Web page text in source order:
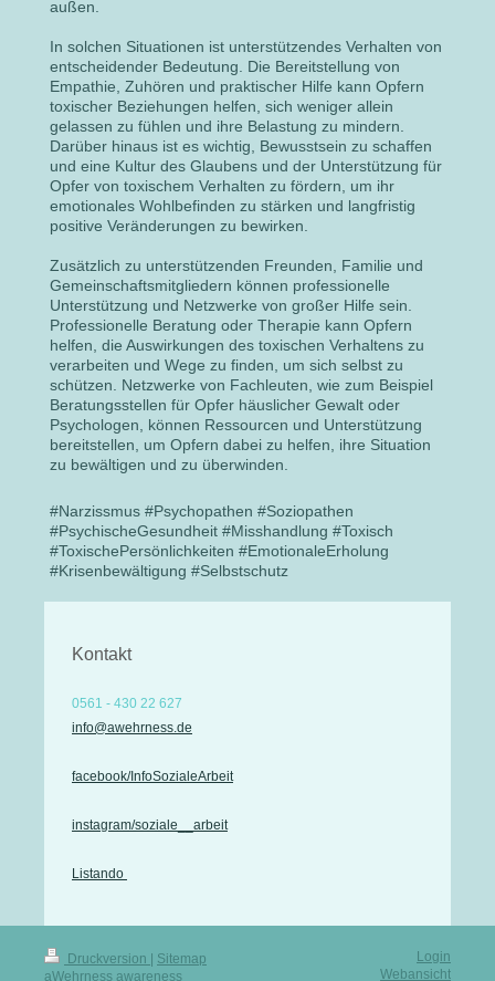
außen.
In solchen Situationen ist unterstützendes Verhalten von
entscheidender Bedeutung. Die Bereitstellung von
Empathie, Zuhören und praktischer Hilfe kann Opfern
toxischer Beziehungen helfen, sich weniger allein
gelassen zu fühlen und ihre Belastung zu mindern.
Darüber hinaus ist es wichtig, Bewusstsein zu schaffen
und eine Kultur des Glaubens und der Unterstützung für
Opfer von toxischem Verhalten zu fördern, um ihr
emotionales Wohlbefinden zu stärken und langfristig
positive Veränderungen zu bewirken.
Zusätzlich zu unterstützenden Freunden, Familie und
Gemeinschaftsmitgliedern können professionelle
Unterstützung und Netzwerke von großer Hilfe sein.
Professionelle Beratung oder Therapie kann Opfern
helfen, die Auswirkungen des toxischen Verhaltens zu
verarbeiten und Wege zu finden, um sich selbst zu
schützen. Netzwerke von Fachleuten, wie zum Beispiel
Beratungsstellen für Opfer häuslicher Gewalt oder
Psychologen, können Ressourcen und Unterstützung
bereitstellen, um Opfern dabei zu helfen, ihre Situation
zu bewältigen und zu überwinden.
#Narzissmus #Psychopathen #Soziopathen
#PsychischeGesundheit #Misshandlung #Toxisch
#ToxischePersönlichkeiten #EmotionaleErholung
#Krisenbewältigung #Selbstschutz
Kontakt
0561 - 430 22 627
info@awehrness.de
facebook/InfoSozialeArbeit
instagram/soziale__arbeit
Listando
Druckversion
Sitemap
aWehrness awareness
Login
Webansicht